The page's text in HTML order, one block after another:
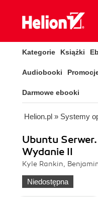
Kategorie Książki
Audiobooki
Darmowe ebooki
Helion.pl » Systemy
Ubuntu
Wydanie II
Kyle Rankin,
Niedostępna